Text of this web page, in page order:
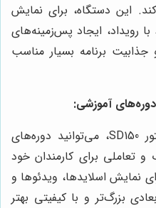
این دستگاه، برای نمایش
رویداد، ایجاد پس‌زمینه‌های
برنامه بسیار مناسب
آموزشی:
با استفاده از ویدئو پروژکتور SD150، می‌توانید دوره‌های
تعاملی برای کارمندان خود
نمایش اسلایدها، ویدئوها و
بزرگ‌تر و با کیفیتی بهتر